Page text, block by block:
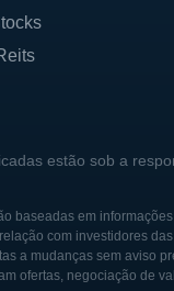
estão sob a
baseadas em
com investidores
a mudanças sem aviso
ofertas, negociação de